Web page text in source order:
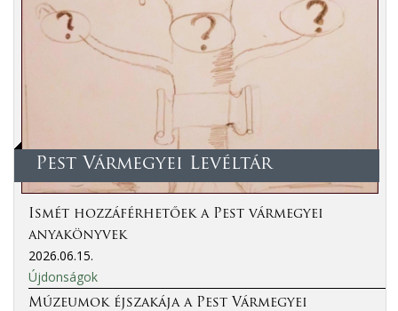
Pest Vármegyei Levéltár
Ismét hozzáférhetőek a Pest vármegyei
anyakönyvek
2026.06.15.
Újdonságok
Múzeumok éjszakája a Pest Vármegyei